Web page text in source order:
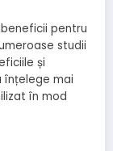
pentru
studii
și
înțelege mai
în mod